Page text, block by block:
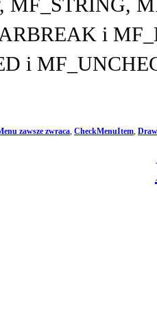
MF_STRING,
i
i
zawsze zwraca, CheckMenuItem,